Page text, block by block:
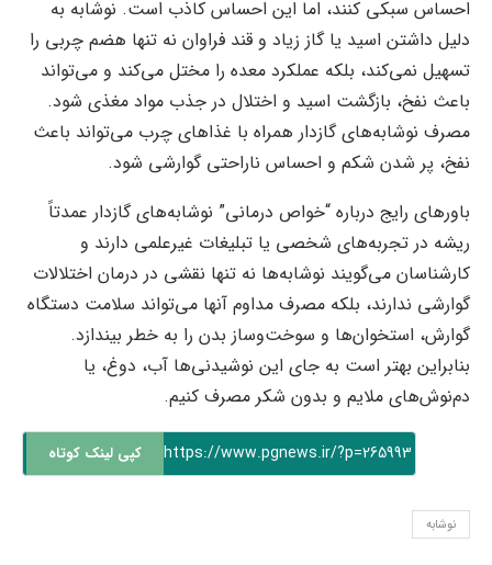
احساس سبکی کنند، اما این احساس کاذب است. نوشابه به
‌دلیل داشتن اسید یا گاز زیاد و قند فراوان نه تنها هضم چربی را
تسهیل نمی‌کند، بلکه عملکرد معده را مختل می‌کند و می‌تواند
باعث نفخ، بازگشت اسید و اختلال در جذب مواد مغذی شود.
مصرف نوشابه‌های گازدار همراه با غذاهای چرب می‌تواند باعث
نفخ، پر شدن شکم و احساس ناراحتی گوارشی شود.
باورهای رایج درباره “خواص درمانی” نوشابه‌های گازدار عمدتاً
ریشه در تجربه‌های شخصی یا تبلیغات غیرعلمی دارند و
کارشناسان می‌گویند نوشابه‌ها نه تنها نقشی در درمان اختلالات
گوارشی ندارند، بلکه مصرف مداوم آنها می‌تواند سلامت دستگاه
گوارش، استخوان‌ها و سوخت‌وساز بدن را به خطر بیندازد.
بنابراین بهتر است به جای این نوشیدنی‌ها آب، دوغ، یا
دم‌نوش‌های ملایم و بدون شکر مصرف کنیم.
https://www.pgnews.ir/?p=265993 کپی لینک کوتاه
نوشابه